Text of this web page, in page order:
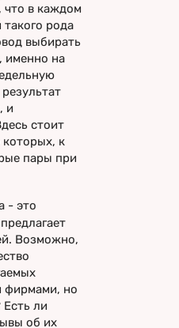
в каждом
рода
выбирать
именно на
и
стоит
к
пары при
- это
Возможно,
фирмами, но
ли
об их